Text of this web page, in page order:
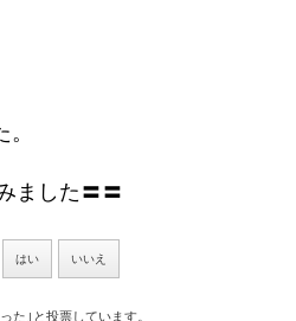
ました〓〓
はい いいえ
た｣と投票しています。